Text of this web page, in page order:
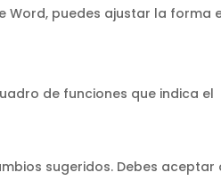
Word, puedes ajustar la forma
de funciones que indica el
sugeridos. Debes aceptar